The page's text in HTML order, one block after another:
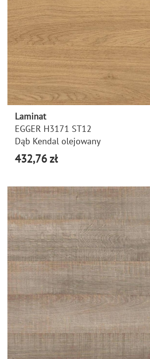
Laminat
EGGER H3171 ST12
Dąb Kendal olejowany
432,76 zł